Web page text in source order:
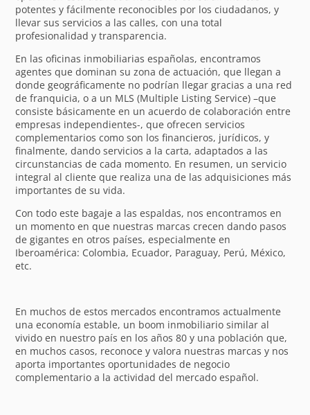
potentes y fácilmente reconocibles por los ciudadanos, y
llevar sus servicios a las calles, con una total
profesionalidad y transparencia.
En las oficinas inmobiliarias españolas, encontramos
agentes que dominan su zona de actuación, que llegan a
donde geográficamente no podrían llegar gracias a una red
de franquicia, o a un MLS (Multiple Listing Service) –que
consiste básicamente en un acuerdo de colaboración entre
empresas independientes-, que ofrecen servicios
complementarios como son los financieros, jurídicos, y
finalmente, dando servicios a la carta, adaptados a las
circunstancias de cada momento. En resumen, un servicio
integral al cliente que realiza una de las adquisiciones más
importantes de su vida.
Con todo este bagaje a las espaldas, nos encontramos en
un momento en que nuestras marcas crecen dando pasos
de gigantes en otros países, especialmente en
Iberoamérica: Colombia, Ecuador, Paraguay, Perú, México,
etc.
En muchos de estos mercados encontramos actualmente
una economía estable, un boom inmobiliario similar al
vivido en nuestro país en los años 80 y una población que,
en muchos casos, reconoce y valora nuestras marcas y nos
aporta importantes oportunidades de negocio
complementario a la actividad del mercado español.